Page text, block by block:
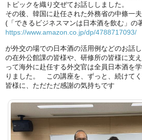
トピックを織り交ぜてお話ししました。
その後、韓国に赴任された外務省の中條一
(「できるビジネスマンは日本酒を飲む」の
https://www.amazon.co.jp/dp/4788717093/
が外交の場での日本酒の活用例などのお話
の在外公館課の皆様や、研修所の皆様に支
って海外に赴任する外交官は全員日本酒を
りました。 この講座を、ずっと、続けて
皆様に、ただただ感謝の気持ちです